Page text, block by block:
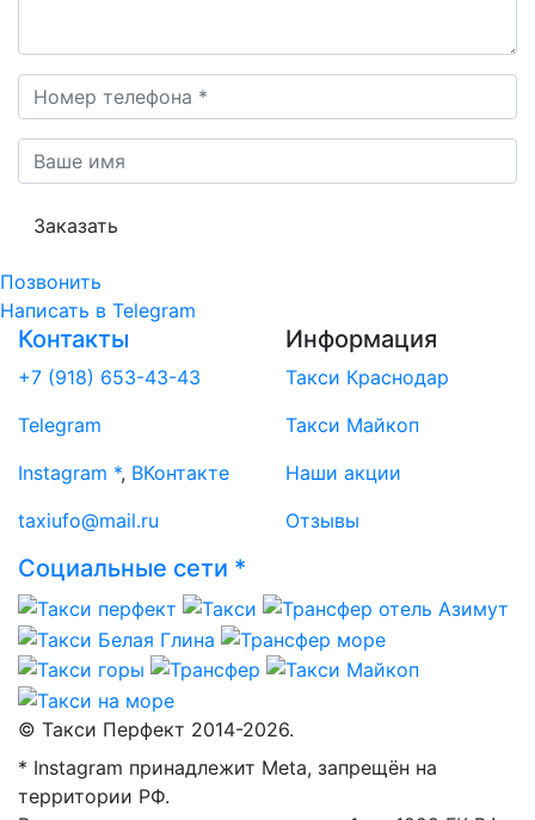
Заказать
Позвонить
Написать в Telegram
Контакты
+7 (918) 653-43-43
Telegram
Instagram *, ВКонтакте
taxiufo@mail.ru
Информация
Такси Краснодар
Такси Майкоп
Наши акции
Отзывы
Социальные сети *
© Такси Перфект 2014-2026.
* Instagram принадлежит Meta, запрещён на
территории РФ.